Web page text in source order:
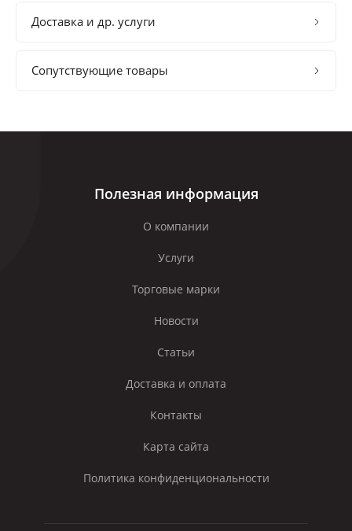
Доставка и др. услуги
Сопутствующие товары
Полезная информация
О компании
Услуги
Торговые марки
Новости
Статьи
Доставка и оплата
Контакты
Карта сайта
Политика конфиденциональности